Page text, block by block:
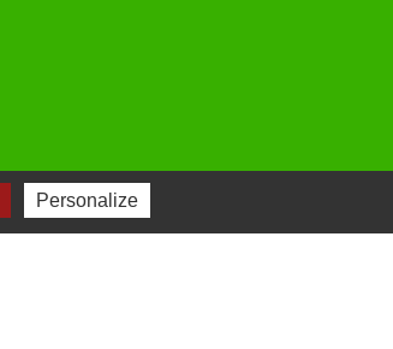
Personalize